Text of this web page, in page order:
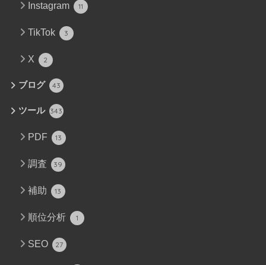
Instagram 11
TikTok 3
X 2
ブログ 43
ツール 343
PDF 13
調査 39
補助 13
順位分析 1
SEO 27